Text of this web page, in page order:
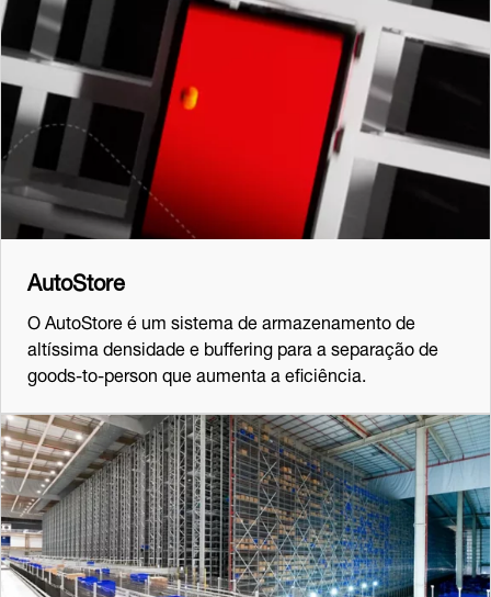
AutoStore
O AutoStore é um sistema de armazenamento de
altíssima densidade e buffering para a separação de
goods-to-person que aumenta a eficiência.